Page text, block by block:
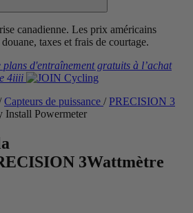
canadienne. Les prix américains
taxes et frais de courtage.
plans d'entraînement gratuits à l’achat
4iiii
Capteurs de puissance / PRECISION 3
3Wattmètre